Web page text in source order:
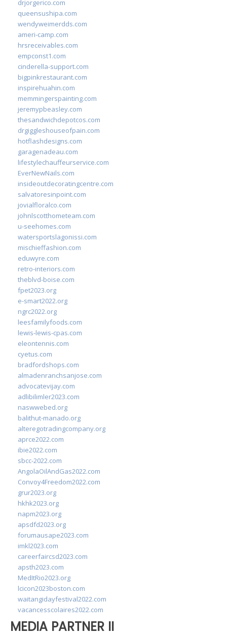
drjorgerico.com
queensushipa.com
wendyweimerdds.com
ameri-camp.com
hrsreceivables.com
empconst1.com
cinderella-support.com
bigpinkrestaurant.com
inspirehuahin.com
memmingerspainting.com
jeremypbeasley.com
thesandwichdepotcos.com
drgiggleshouseofpain.com
hotflashdesigns.com
garagenadeau.com
lifestylechauffeurservice.com
EverNewNails.com
insideoutdecoratingcentre.com
salvatoresinpoint.com
jovialfloralco.com
johnlscotthometeam.com
u-seehomes.com
watersportslagonissi.com
mischieffashion.com
eduwyre.com
retro-interiors.com
theblvd-boise.com
fpet2023.org
e-smart2022.org
ngrc2022.org
leesfamilyfoods.com
lewis-lewis-cpas.com
eleontennis.com
cyetus.com
bradfordshops.com
almadenranchsanjose.com
advocatevijay.com
adlibilimler2023.com
naswwebed.org
balithut-manado.org
alteregotradingcompany.org
aprce2022.com
ibie2022.com
sbcc-2022.com
AngolaOilAndGas2022.com
Convoy4Freedom2022.com
grur2023.org
hkhk2023.org
napm2023.org
apsdfd2023.org
forumausape2023.com
imkl2023.com
careerfaircsd2023.com
apsth2023.com
MedItRio2023.org
lcicon2023boston.com
waitangidayfestival2022.com
vacancesscolaires2022.com
MEDIA PARTNER II